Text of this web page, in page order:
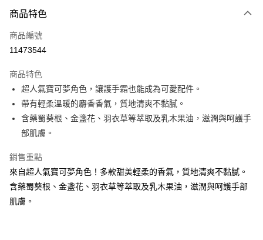
超商取貨付款
LINE Pay
街口支付
悠遊付
Google Pay
相關說明
【關於「AFTEE先享後付」】
AFTEE先享後付是「在收到商品之後才付款」的支付方式。 讓您購物簡單
１．簡單：不需註冊會員、不需綁卡、不需儲值。
即享券
商品特色
商品編號
11473544
商品特色
超人氣寶可夢角色，讓護手霜也能成為可愛配件。
帶有輕柔溫暖的麝香香氣，質地清爽不黏膩。
含藥蜀葵根、金盞花、羽衣草等萃取及乳木果油，滋潤與呵護手
部肌膚。
銷售重點
來自超人氣寶可夢角色！多款甜美輕柔的香氣，質地清爽不黏膩。
含藥蜀葵根、金盞花、羽衣草等萃取及乳木果油，滋潤與呵護手部
肌膚。